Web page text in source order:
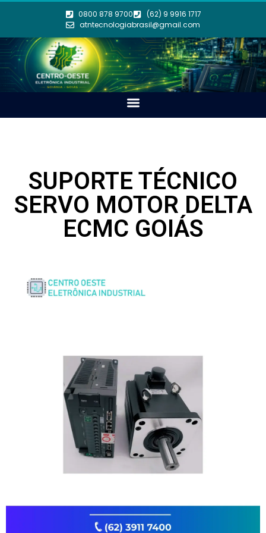
0800 878 9700
(62) 9 9916 1717
atntecnologiabrasil@gmail.com
SUPORTE TÉCNICO
SERVO MOTOR DELTA
ECMC GOIÁS